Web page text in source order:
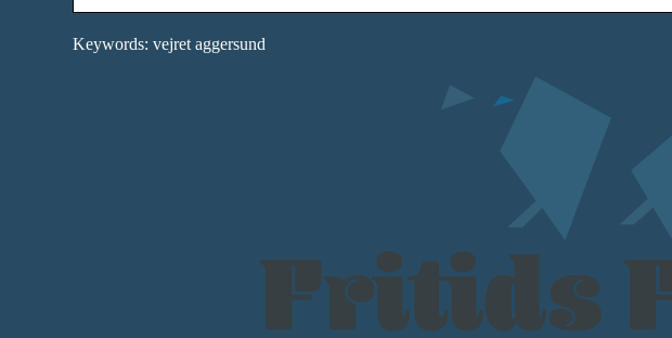
Keywords: vejret aggersund